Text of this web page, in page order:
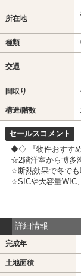
所在地
種類
交通
間取り
構造/階数
セールスコメント
◆◇ 『物件おすす
☆2階洋室から博多
☆断熱効果で冬でも
☆SICや大容量WIC
詳細情報
完成年
土地面積